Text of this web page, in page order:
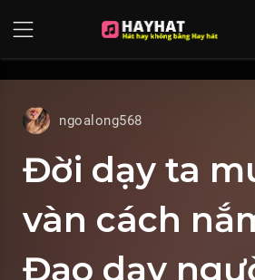
ngoalong568
Đời dạy ta
vàn cách
Đạo dạy